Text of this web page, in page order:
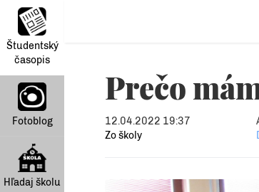
Študentský
časopis
Fotoblog
Hľadaj školu
Prečo
12.04.2022 19:37
Zo školy